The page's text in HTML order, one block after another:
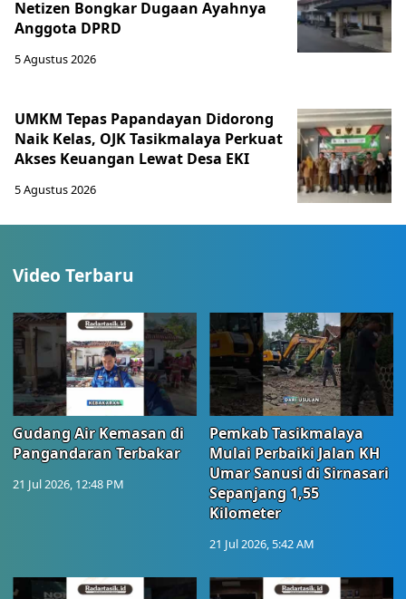
Netizen Bongkar Dugaan Ayahnya
Anggota DPRD
5 Agustus 2026
UMKM Tepas Papandayan Didorong
Naik Kelas, OJK Tasikmalaya Perkuat
Akses Keuangan Lewat Desa EKI
5 Agustus 2026
Video Terbaru
Gudang Air Kemasan di
Pangandaran Terbakar
21 Jul 2026, 12:48 PM
Pemkab Tasikmalaya
Mulai Perbaiki Jalan KH
Umar Sanusi di Sirnasari
Sepanjang 1,55
Kilometer
21 Jul 2026, 5:42 AM